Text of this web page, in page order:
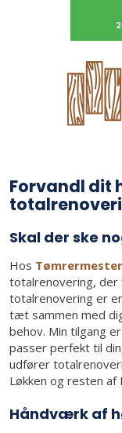
​Forvandl dit
​Skal der ske
Hos
totalrenovering, der
totalrenovering er
tæt sammen med
behov. Min tilgang
passer perfekt til
udfører
Løkken og resten af
Håndværk af